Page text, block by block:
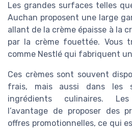
Les grandes surfaces telles
Auchan proposent une large
allant de la crème épaisse à la
par la crème fouettée. Vous
comme Nestlé qui fabriquent
Ces crèmes sont souvent
frais, mais aussi dans les
ingrédients culinaires.
l’avantage de proposer des
offres promotionnelles, ce qui